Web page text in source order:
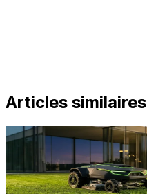
Articles similaires